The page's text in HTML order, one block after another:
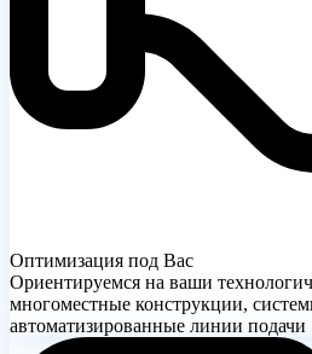
Оптимизация под Вас
Ориентируемся на ваши
многоместные конструкции,
автоматизированные линии подачи